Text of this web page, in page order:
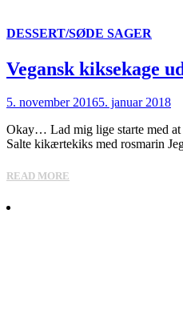
DESSERT/SØDE SAGER
Vegansk kiksekage
5. november 20165. januar 2018
Okay… Lad mig lige starte med at
Salte kikærtekiks med rosmarin
READ MORE